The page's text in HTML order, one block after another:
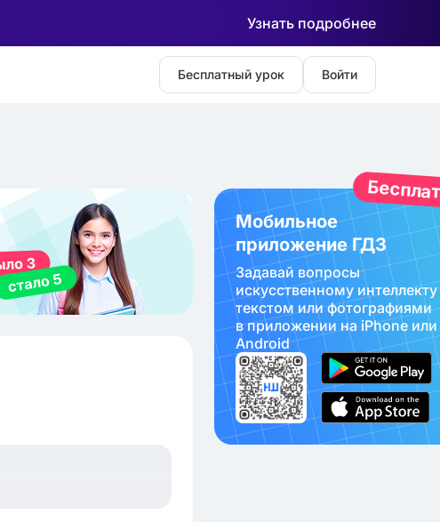
Узнать подробнее
Бесплатный урок Войти
Мобильное
приложение ГДЗ
Задавай вопросы
искуcственному интеллекту
текстом или фотографиями
в приложении на iPhone или
Android